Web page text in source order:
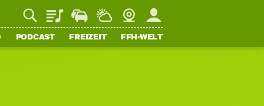
PlaylistStaupilotWetterWebcamMein FFH
PODCAST FREIZEIT FFH-WELT